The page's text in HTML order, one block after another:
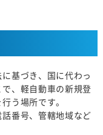
基づき、国に代わっ
、軽自動車の新規登
う場所です。
番号、管轄地域など